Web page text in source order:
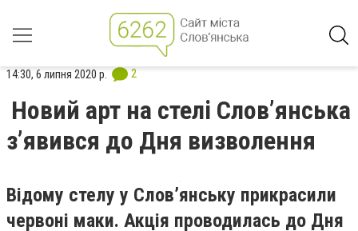
14:30, 6 липня 2020 р. 2
Новий арт на стелі Слов’янська
з’явився до Дня визволення
Відому стелу у Слов’янську прикрасили
червоні маки. Акція проводилась до Дня